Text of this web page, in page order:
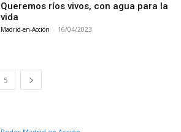
Queremos ríos vivos, con agua para la
vida
Madrid-en-Acción - 16/04/2023
5